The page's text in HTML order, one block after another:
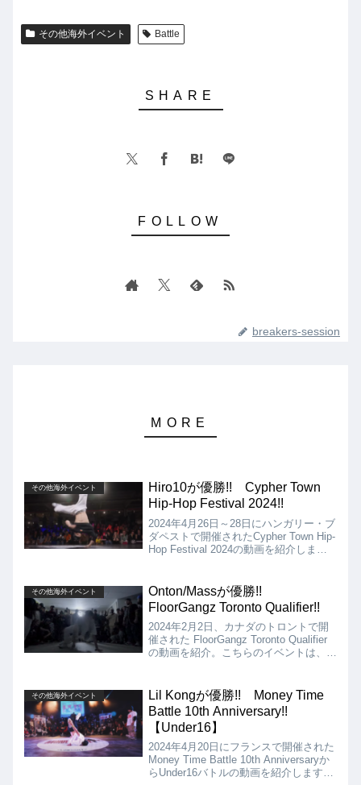
その他海外イベント Battle
breakers-session
その他海外イベント
Hiro10が優勝!! Cypher Town
Hip-Hop Festival 2024!!
2024年4月26日～28日にハンガリー・ブ
ダペストで開催されたCypher Town Hip-
Hop Festival 2024の動画を紹介しま
ました!!
その他海外イベント
Onton/Massが優勝!!
FloorGangz Toronto Qualifier!!
2024年2月2日、カナダのトロントで開
催された FloorGangz Toronto Qualifier
の動画を紹介。こちらのイベントは、
決勝はUnknown Floor Force Vs
Onton/Massとなりました!!
その他海外イベント
Lil Kongが優勝!! Money Time
Battle 10th Anniversary!!
【Under16】
2024年4月20日にフランスで開催された
Money Time Battle 10th Anniversaryか
らUnder16バトルの動画を紹介します。